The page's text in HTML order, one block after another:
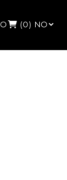
(0)